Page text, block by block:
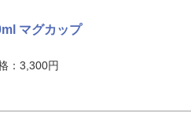
マグカップ
：3,300円